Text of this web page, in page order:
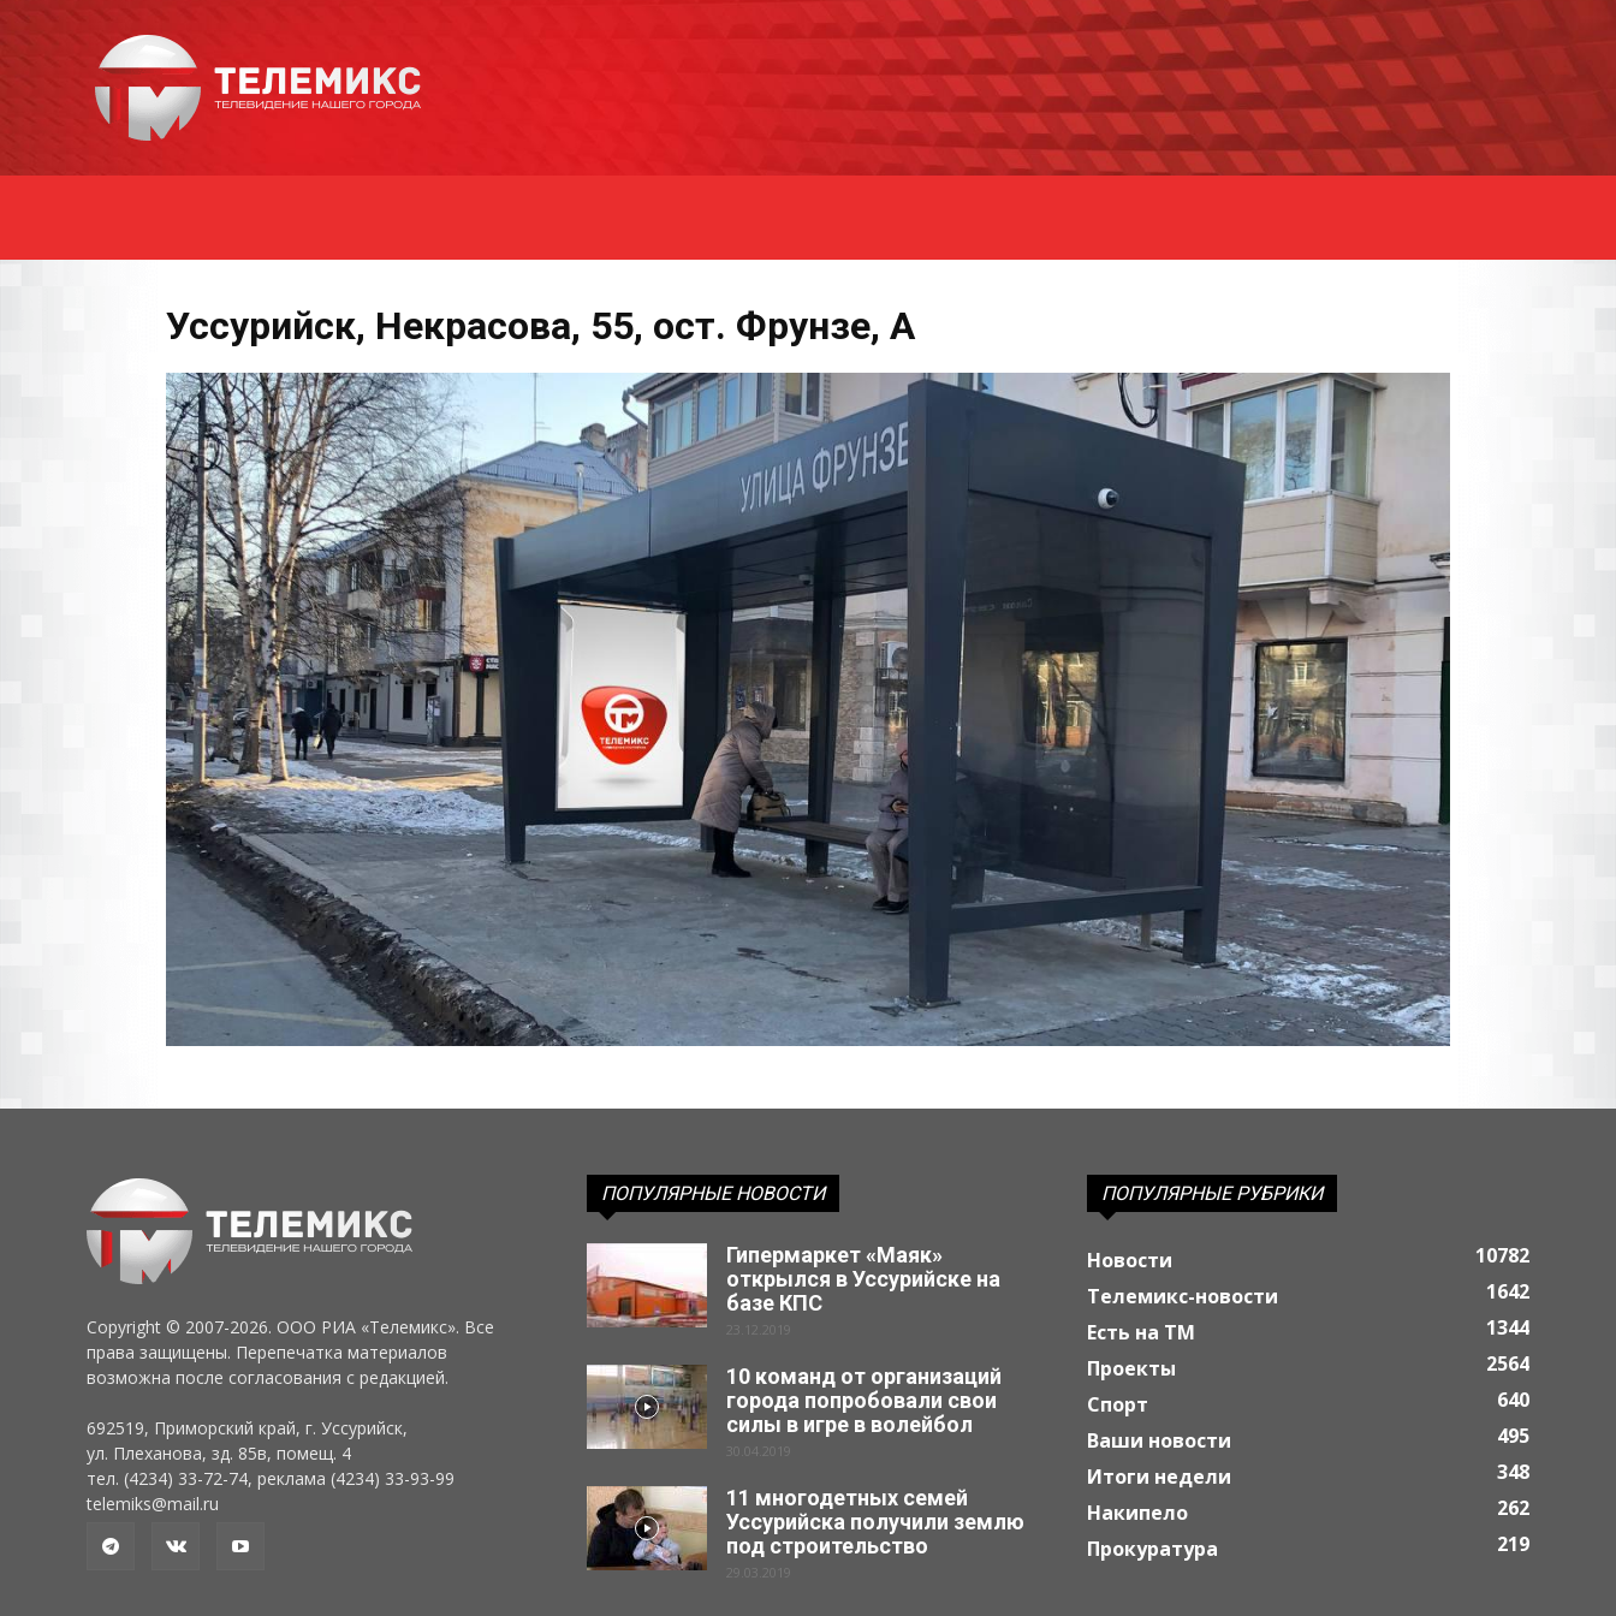
Уссурийска
Уссурийск, Некрасова, 55, ост. Фрунзе, А
Copyright © 2007-2026. ООО РИА «Телемикс». Все
права защищены. Перепечатка материалов
возможна после согласования с редакцией.
692519, Приморский край, г. Уссурийск,
ул. Плеханова, зд. 85в, помещ. 4
тел. (4234) 33-72-74, реклама (4234) 33-93-99
telemiks@mail.ru
ПОПУЛЯРНЫЕ НОВОСТИ
Гипермаркет «Маяк»
открылся в Уссурийске на
базе КПС
23.12.2019
10 команд от организаций
города попробовали свои
силы в игре в волейбол
30.04.2019
11 многодетных семей
Уссурийска получили землю
под строительство
29.03.2019
ПОПУЛЯРНЫЕ РУБРИКИ
Новости
10782
Телемикс-новости
1642
Есть на ТМ
1344
Проекты
2564
Спорт
640
Ваши новости
495
Итоги недели
348
Накипело
262
Прокуратура
219